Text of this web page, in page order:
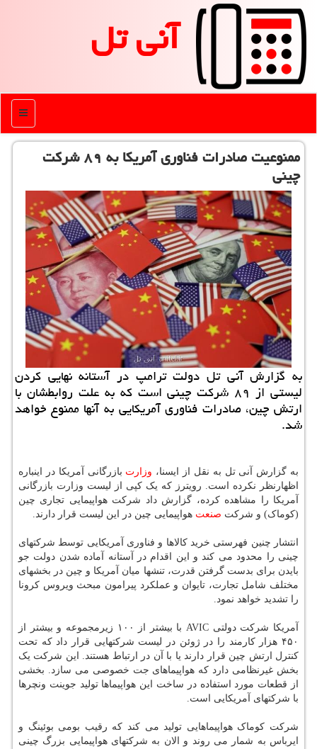
آنی تل
منو
ممنوعیت صادرات فناوری آمریكا به ۸۹ شركت
چینی
به گزارش آنی تل دولت ترامپ در آستانه نهایی كردن
لیستی از ۸۹ شركت چینی است كه به علت روابطشان با
ارتش چین، صادرات فناوری آمریكایی به آنها ممنوع خواهد
شد.
به گزارش آنی تل به نقل از ایسنا، وزارت بازرگانی آمریکا در اینباره
اظهارنظر نکرده است. رویترز که یک کپی از لیست وزارت بازرگانی
آمریکا را مشاهده کرده، گزارش داد شرکت هواپیمایی تجاری چین
(کوماک) و شرکت صنعت هواپیمایی چین در این لیست قرار دارند.
انتشار چنین فهرستی خرید کالاها و فناوری آمریکایی توسط شرکتهای
چینی را محدود می کند و این اقدام در آستانه آماده شدن دولت جو
بایدن برای بدست گرفتن قدرت، تنشها میان آمریکا و چین در بخشهای
مختلف شامل تجارت، تایوان و عملکرد پیرامون مبحث ویروس کرونا
را تشدید خواهد نمود.
آمریکا شرکت دولتی AVIC با بیشتر از ۱۰۰ زیرمجموعه و بیشتر از
۴۵۰ هزار کارمند را در ژوئن در لیست شرکتهایی قرار داد که تحت
کنترل ارتش چین قرار دارند یا با آن در ارتباط هستند. این شرکت یک
بخش غیرنظامی دارد که هواپیماهای جت خصوصی می سازد. بخشی
از قطعات مورد استفاده در ساخت این هواپیماها تولید جوینت ونچرها
با شرکتهای آمریکایی است.
شرکت کوماک هواپیماهایی تولید می کند که رقیب بومی بوئینگ و
ایرباس به شمار می روند و الان به شرکتهای هواپیمایی بزرگ چینی